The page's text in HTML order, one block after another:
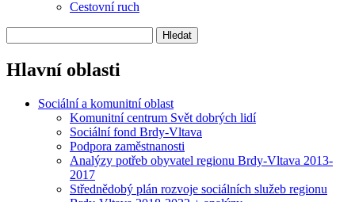
Cestovní ruch
Hlavní oblasti
Sociální a komunitní oblast
Komunitní centrum Svět dobrých lidí
Sociální fond Brdy-Vltava
Podpora zaměstnanosti
Analýzy potřeb obyvatel regionu Brdy-Vltava 2013-
2017
Střednědobý plán rozvoje sociálních služeb regionu